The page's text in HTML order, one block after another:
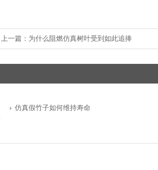
上一篇： 为什么阻燃仿真树叶受到如此追捧
仿真假竹子如何维持寿命